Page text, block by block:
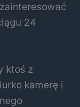
24
ktoś z
kamerę i